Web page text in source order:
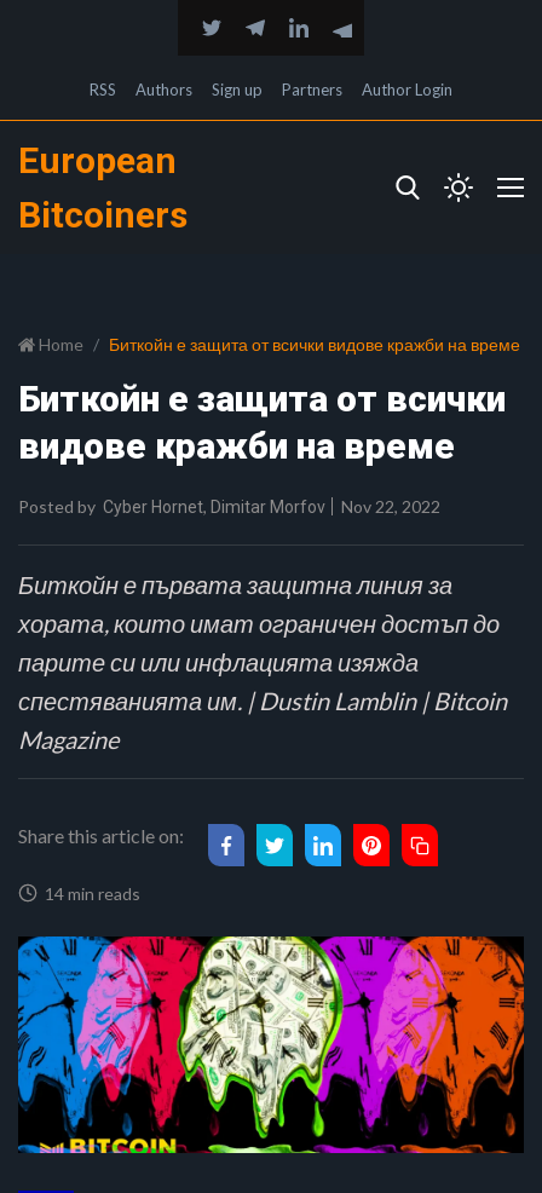
RSS Authors Sign up Partners Author Login
European
Bitcoiners
Home Биткойн е защита от всички видове кражби на време
Биткойн е защита от всички
видове кражби на време
Posted by Cyber Hornet, Dimitar Morfov Nov 22, 2022
Биткойн е първата защитна линия за
хората, които имат ограничен достъп до
парите си или инфлацията изяжда
спестяванията им. | Dustin Lamblin | Bitcoin
Magazine
Share this article on:
14 min reads